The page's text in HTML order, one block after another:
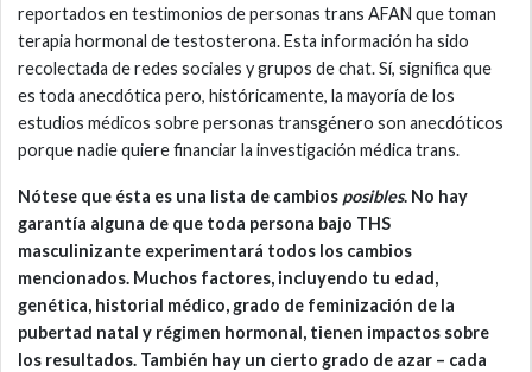
reportados en testimonios de personas trans AFAN que toman
terapia hormonal de testosterona. Esta información ha sido
recolectada de redes sociales y grupos de chat. Sí, significa que
es toda anecdótica pero, históricamente, la mayoría de los
estudios médicos sobre personas transgénero son anecdóticos
porque nadie quiere financiar la investigación médica trans.
Nótese que ésta es una lista de cambios posibles. No hay
garantía alguna de que toda persona bajo THS
masculinizante experimentará todos los cambios
mencionados. Muchos factores, incluyendo tu edad,
genética, historial médico, grado de feminización de la
pubertad natal y régimen hormonal, tienen impactos sobre
los resultados. También hay un cierto grado de azar – cada